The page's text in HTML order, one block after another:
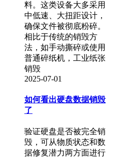
料。这类设备大多采用
中低速、大扭距设计，
确保文件被彻底粉碎。
相比于传统的销毁方
法，如手动撕碎或使用
普通碎纸机，工业纸张
销毁
2025-07-01
如何看出硬盘数据销毁
了
验证硬盘是否被完全销
毁，可从物质状态和数
据修复潜力两方面进行